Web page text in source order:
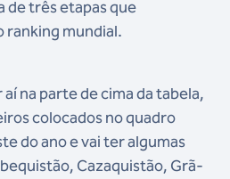
de três etapas que
ranking mundial.
na parte de cima da tabela,
colocados no quadro
do ano e vai ter algumas
Cazaquistão, Grã-